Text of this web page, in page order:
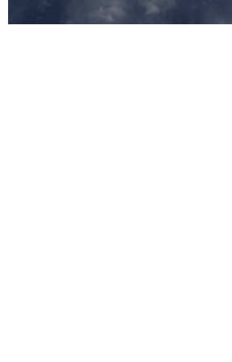
חברון